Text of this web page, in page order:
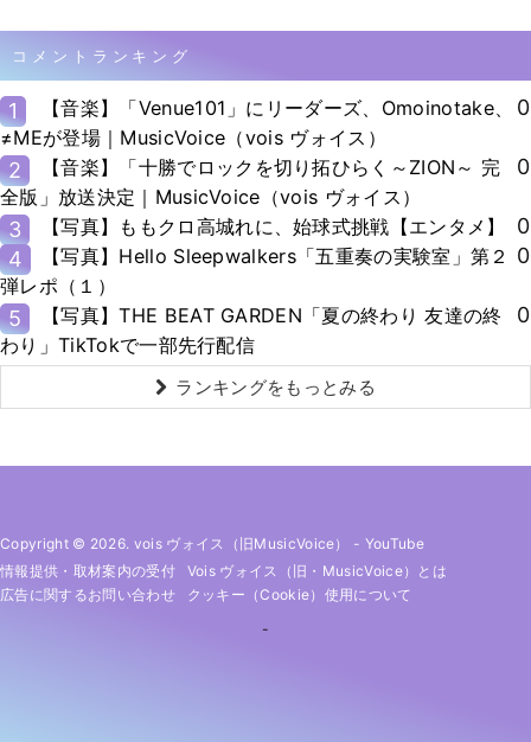
コメントランキング
1
【音楽】「Venue101」にリーダーズ、Omoinotake、
≠MEが登場｜MusicVoice（vois ヴォイス）
0
2
【音楽】「十勝でロックを切り拓ひらく～ZION～ 完
全版」放送決定｜MusicVoice（vois ヴォイス）
0
3 【写真】ももクロ高城れに、始球式挑戦【エンタメ】
0
4
【写真】Hello Sleepwalkers「五重奏の実験室」第２
弾レポ（１）
0
5
【写真】THE BEAT GARDEN「夏の終わり 友達の終
わり」TikTokで一部先行配信
0
ランキングをもっとみる
Copyright © 2026. vois ヴォイス（旧MusicVoice） - YouTube
情報提供・取材案内の受付
Vois ヴォイス（旧・MusicVoice）とは
広告に関するお問い合わせ
クッキー（cookie）使用について
-